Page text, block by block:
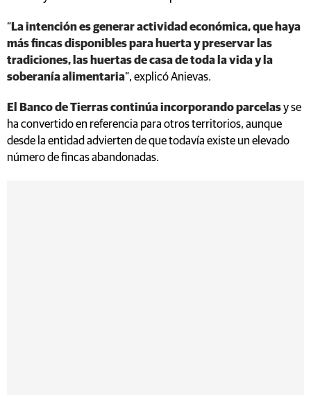
“ La intención es generar actividad económica, que haya
más fincas disponibles para huerta y preservar las
tradiciones, las huertas de casa de toda la vida y la
soberanía alimentaria”, explicó Anievas.
El Banco de Tierras continúa incorporando parcelasy se
ha convertido en referencia para otros territorios, aunque
desde la entidad advierten de que todavía existe un elevado
número de fincas abandonadas.